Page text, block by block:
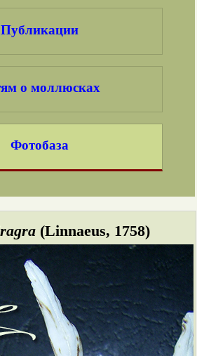
Публикации
о моллюсках
Фотобаза
(Linnaeus, 1758)